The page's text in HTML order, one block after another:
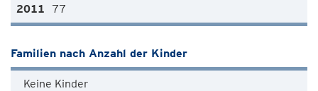
77
Familien nach Anzahl der Kinder
Keine Kinder